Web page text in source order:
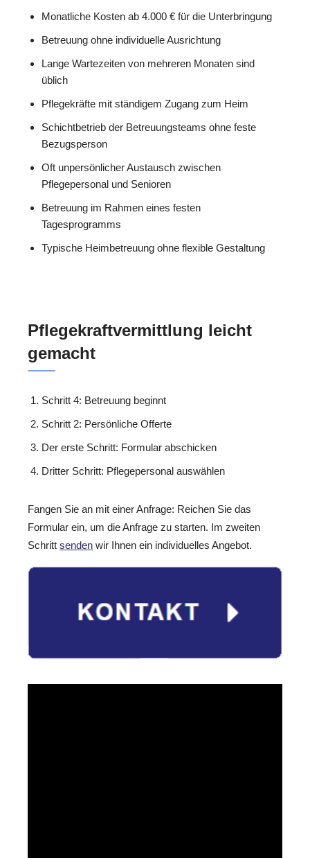
Monatliche Kosten ab 4.000 € für die Unterbringung
Betreuung ohne individuelle Ausrichtung
Lange Wartezeiten von mehreren Monaten sind
üblich
Pflegekräfte mit ständigem Zugang zum Heim
Schichtbetrieb der Betreuungsteams ohne feste
Bezugsperson
Oft unpersönlicher Austausch zwischen
Pflegepersonal und Senioren
Betreuung im Rahmen eines festen
Tagesprogramms
Typische Heimbetreuung ohne flexible Gestaltung
Pflegekraftvermittlung leicht
gemacht
Schritt 4: Betreuung beginnt
Schritt 2: Persönliche Offerte
Der erste Schritt: Formular abschicken
Dritter Schritt: Pflegepersonal auswählen
Fangen Sie an mit einer Anfrage: Reichen Sie das
Formular ein, um die Anfrage zu starten. Im zweiten
Schritt senden wir Ihnen ein individuelles Angebot.